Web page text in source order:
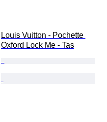
Louis Vuitton - Pochette
Oxford Lock Me - Tas